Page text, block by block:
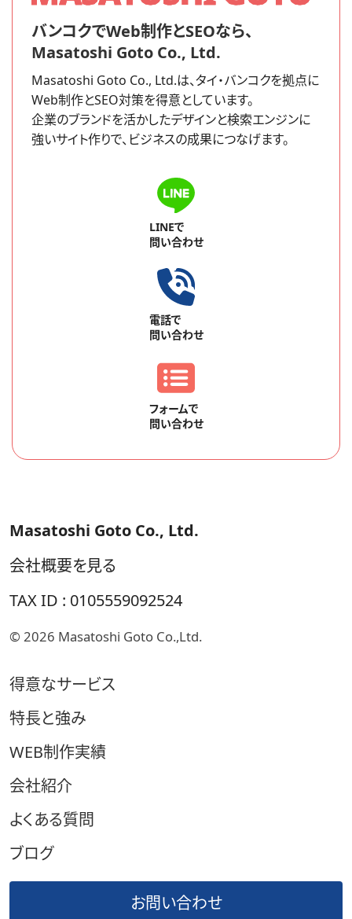
バンコクでWeb制作とSEOなら、
Masatoshi Goto Co., Ltd.
Masatoshi Goto Co., Ltd.は、タイ・バンコクを拠点に
Web制作とSEO対策を得意としています。
企業のブランドを活かしたデザインと検索エンジンに
強いサイト作りで、ビジネスの成果につなげます。
LINEで
問い合わせ
電話で
問い合わせ
フォームで
問い合わせ
Masatoshi Goto Co., Ltd.
会社概要を見る
TAX ID : 0105559092524
© 2026 Masatoshi Goto Co.,Ltd.
得意なサービス
特長と強み
WEB制作実績
会社紹介
よくある質問
ブログ
お問い合わせ